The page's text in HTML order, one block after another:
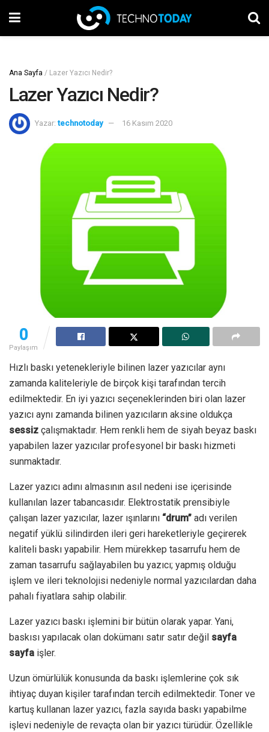
Ana Sayfa / Lazer Yazıcı Nedir?
Lazer Yazıcı Nedir?
Yazar: technotoday 16 Kasım 2020
0
Paylaşım
Hızlı baskı yetenekleriyle bilinen lazer yazıcılar aynı
zamanda kaliteleriyle de birçok kişi tarafından tercih
edilmektedir. En iyi yazıcı seçeneklerinden biri olan lazer
yazıcı aynı zamanda bilinen yazıcıların aksine oldukça
sessiz çalışmaktadır. Hem renkli hem de siyah beyaz baskı
yapabilen lazer yazıcılar profesyonel bir baskı hizmeti
sunmaktadır.
Lazer yazıcı adını almasının asıl nedeni ise içerisinde
kullanılan lazer tabancasıdır. Elektrostatik prensibiyle
çalışan lazer yazıcılar, lazer ışınlarını “drum” adı verilen
negatif yüklü silindirden ileri geri hareketleriyle geçirerek
kaliteli baskı yapabilir. Hem mürekkep tasarrufu hem de
zaman tasarrufu sağlayabilen bu yazıcı; yapmış olduğu
işlem ve ileri teknolojisi nedeniyle normal yazıcılardan daha
pahalı fiyatlara sahip olabilir.
Lazer yazıcı baskı işlemini bir bütün olarak yapar. Yani,
baskısı yapılacak olan dokümanı satır satır değil sayfa
sayfa işler.
Uzun ömürlülük konusunda da baskı işlemlerine çok sık
ihtiyaç duyan kişiler tarafından tercih edilmektedir. Toner ve
kartuş kullanan lazer yazıcı, fazla sayıda baskı yapabilme
işlevi nedeniyle de revaçta olan bir yazıcı türüdür. Özellikle